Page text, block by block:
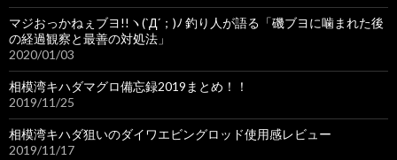
マジおっかねぇブヨ!!ヽ(`Д´；)ﾉ 釣り人が語る「磯ブヨに噛まれた後
の経過観察と最善の対処法」
2020/01/03
相模湾キハダマグロ備忘録2019まとめ！！
2019/11/25
相模湾キハダ狙いのダイワエビングロッド使用感レビュー
2019/11/17